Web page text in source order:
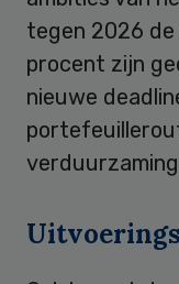
tegen 2026
procent zijn
nieuwe